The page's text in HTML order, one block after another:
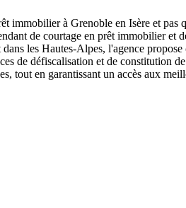
à Grenoble en Isère et
de courtage en prêt immobilier et
les Hautes-Alpes, l'agence
de défiscalisation et de
tout en garantissant un accès aux